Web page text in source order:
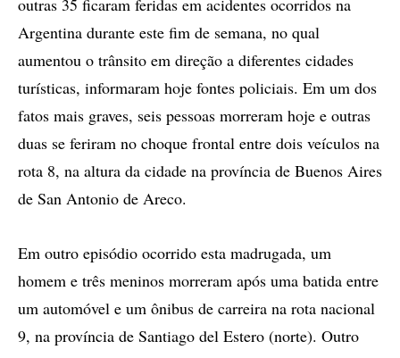
outras 35 ficaram feridas em acidentes ocorridos na
Argentina durante este fim de semana, no qual
aumentou o trânsito em direção a diferentes cidades
turísticas, informaram hoje fontes policiais. Em um dos
fatos mais graves, seis pessoas morreram hoje e outras
duas se feriram no choque frontal entre dois veículos na
rota 8, na altura da cidade na província de Buenos Aires
de San Antonio de Areco.
Em outro episódio ocorrido esta madrugada, um
homem e três meninos morreram após uma batida entre
um automóvel e um ônibus de carreira na rota nacional
9, na província de Santiago del Estero (norte). Outro